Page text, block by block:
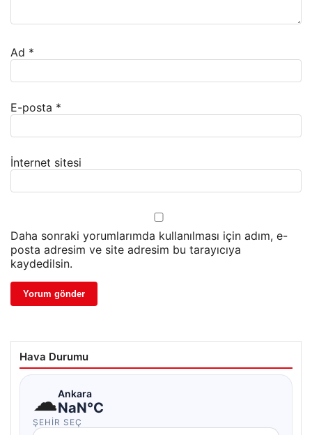
Ad *
E-posta *
İnternet sitesi
Daha sonraki yorumlarımda kullanılması için adım, e-
posta adresim ve site adresim bu tarayıcıya
kaydedilsin.
Hava Durumu
☁Ankara
NaN°C
ŞEHIR SEÇ